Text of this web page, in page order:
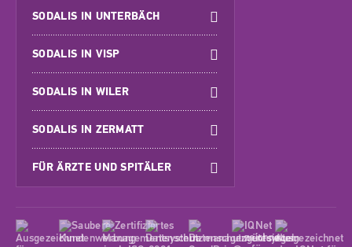
SODALIS IN UNTERBÄCH
SODALIS IN VISP
SODALIS IN WILER
SODALIS IN ZERMATT
FÜR ÄRZTE UND SPITÄLER